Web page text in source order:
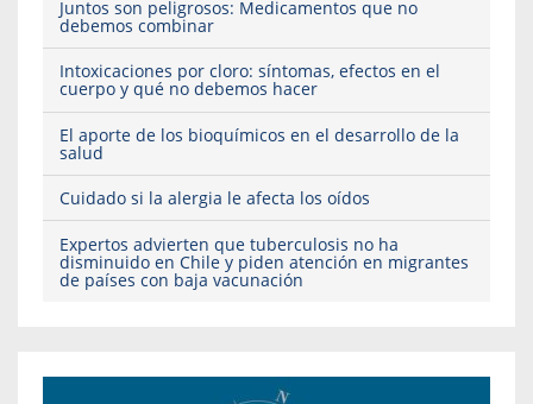
Juntos son peligrosos: Medicamentos que no
debemos combinar
Intoxicaciones por cloro: síntomas, efectos en el
cuerpo y qué no debemos hacer
El aporte de los bioquímicos en el desarrollo de la
salud
Cuidado si la alergia le afecta los oídos
Expertos advierten que tuberculosis no ha
disminuido en Chile y piden atención en migrantes
de países con baja vacunación